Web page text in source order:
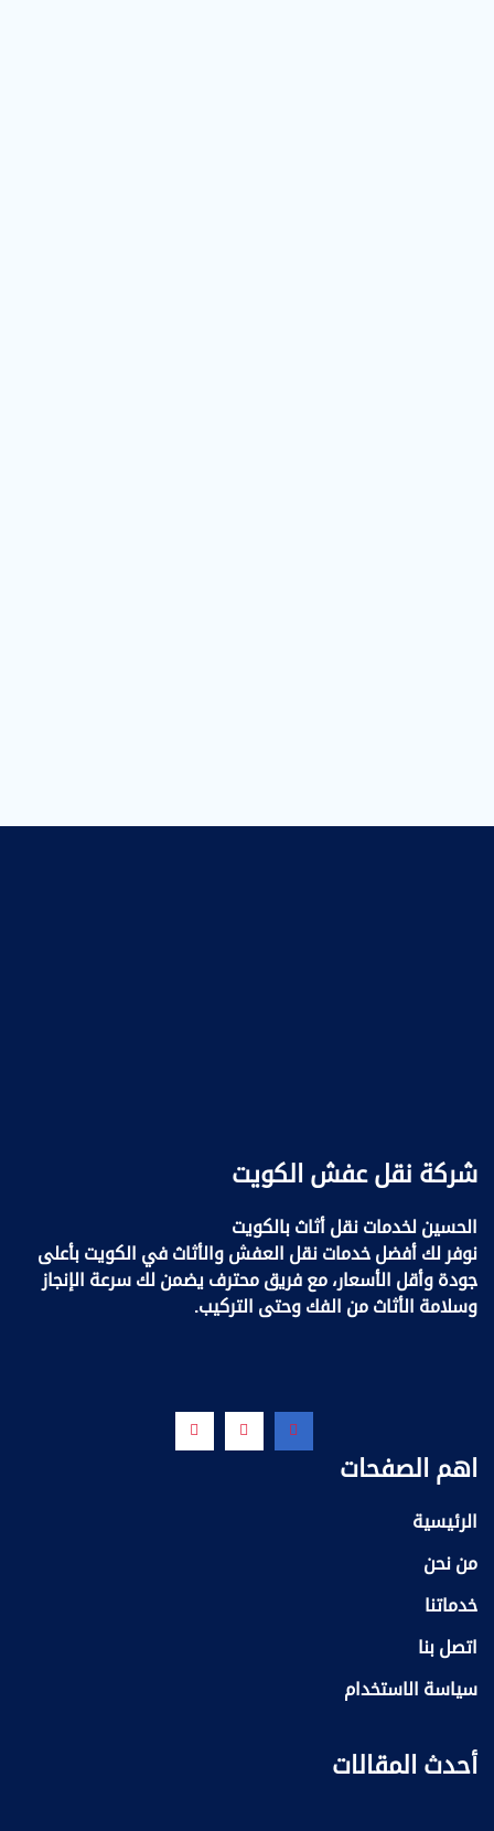
شركة نقل عفش الكويت
الحسين لخدمات نقل أثاث بالكويت
نوفر لك أفضل خدمات نقل العفش والأثاث في الكويت بأعلى
جودة وأقل الأسعار، مع فريق محترف يضمن لك سرعة الإنجاز
وسلامة الأثاث من الفك وحتى التركيب.
اهم الصفحات
الرئيسية
من نحن
خدماتنا
اتصل بنا
سياسة الاستخدام
أحدث المقالات